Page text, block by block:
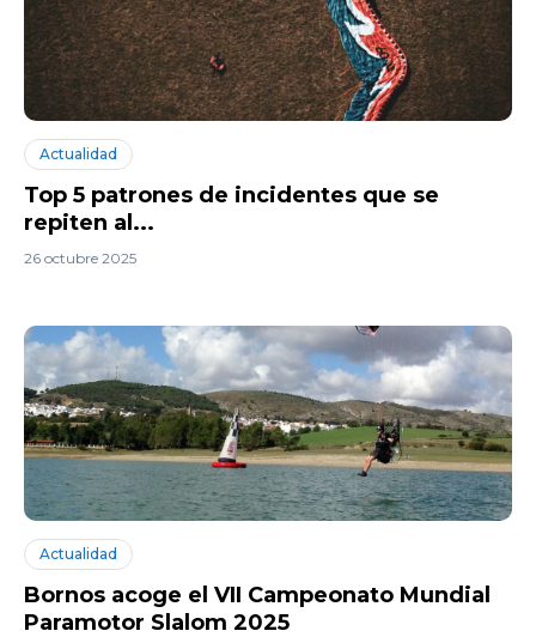
Actualidad
Top 5 patrones de incidentes que se
repiten al...
26 octubre 2025
Actualidad
Bornos acoge el VII Campeonato Mundial
Paramotor Slalom 2025